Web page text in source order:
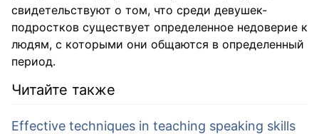
свидетельствуют о том, что среди девушек-
подростков существует определенное недоверие к
людям, с которыми они общаются в определенный
период.
Читайте также
Effective techniques in teaching speaking skills